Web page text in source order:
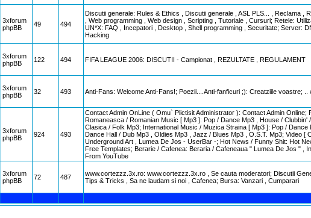
3xforum
phpBB
49 494
Discutii generale: Rules & Ethics , Discutii generale , ASL PLS... , Reclama ,
, Web programming , Web design , Scripting , Tutoriale , Cursuri; Retele:
UN*X: FAQ , Incepatori , Desktop , Shell programming , Securitate; Server:
Hacking
3xforum
phpBB
122 494 FIFA LEAGUE 2006: DISCUTII - Campionat , REZULTATE , REGULAMENT
3xforum
phpBB
32 493 Anti-Fans: Welcome Anti-Fans!; Poezii....Anti-fanficuri ;): Creatziile voastre;
3xforum
phpBB
924 493
Contact Admin OnLine ( Omu` Plictisit Administrator ): Contact Admin
Romaneasca / Romanian Music [ Mp3 ]: Pop / Dance Mp3 , House /
Clasica / Folk Mp3; International Music / Muzica Straina [ Mp3 ]: Pop /
Dance Hall / Dub Mp3 , Oldies Mp3 , Jazz / Blues Mp3 , O.S.T. Mp3; Video
Underground Art , Lumea De Jos - UserBar -; Hot News / Funny Shit: Hot
Free Templates; Berarie / Cafenea: Beraria / Cafeneaua " Lumea De Jos " ,
From YouTube
3xforum
phpBB
72 487
www.cortezzz.3x.ro: www.cortezzz.3x.ro , Se cauta moderatori; Discutii
Tips & Tricks , Sa ne laudam si noi , Cafenea; Bursa: Vanzari , Cumparari